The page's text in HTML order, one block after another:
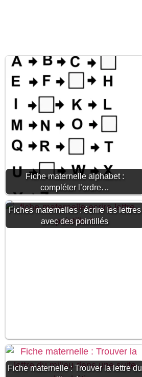
Fiche maternelle alphabet :
compléter l’ordre…
Fiches maternelles : écrire les lettres
avec des pointillés
Fiche maternelle : Trouver la lettre du